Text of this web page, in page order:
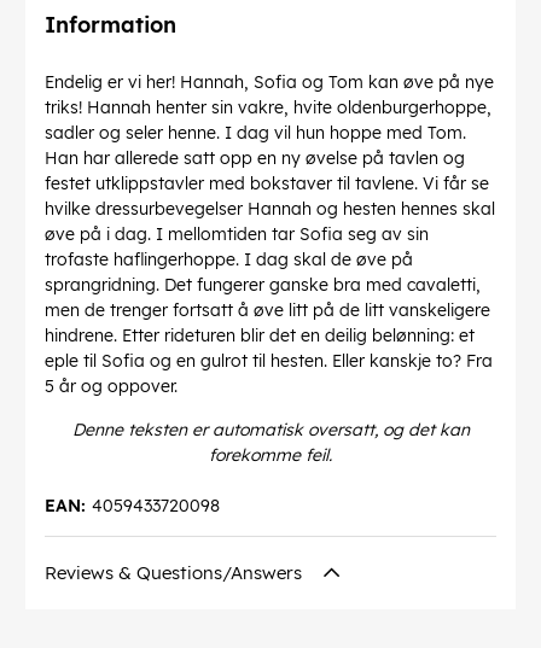
Information
Endelig er vi her! Hannah, Sofia og Tom kan øve på nye
triks! Hannah henter sin vakre, hvite oldenburgerhoppe,
sadler og seler henne. I dag vil hun hoppe med Tom.
Han har allerede satt opp en ny øvelse på tavlen og
festet utklippstavler med bokstaver til tavlene. Vi får se
hvilke dressurbevegelser Hannah og hesten hennes skal
øve på i dag. I mellomtiden tar Sofia seg av sin
trofaste haflingerhoppe. I dag skal de øve på
sprangridning. Det fungerer ganske bra med cavaletti,
men de trenger fortsatt å øve litt på de litt vanskeligere
hindrene. Etter rideturen blir det en deilig belønning: et
eple til Sofia og en gulrot til hesten. Eller kanskje to? Fra
5 år og oppover.
Denne teksten er automatisk oversatt, og det kan
forekomme feil.
4059433720098
EAN:
Reviews & Questions/Answers